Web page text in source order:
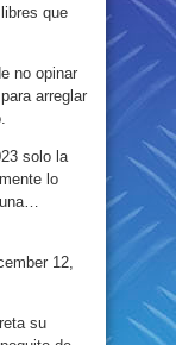
que
no opinar
arreglar
solo la
lo
12,
su